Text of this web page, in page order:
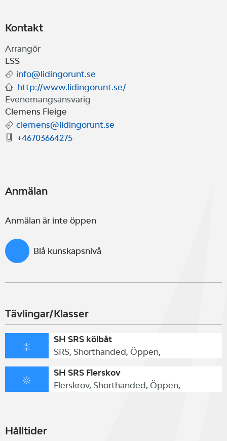
Kontakt
Arrangör
LSS
info@lidingorunt.se
http://www.lidingorunt.se/
Evenemangsansvarig
Clemens Fleige
clemens@lidingorunt.se
+46703664275
Anmälan
Anmälan är inte öppen
Blå kunskapsnivå
Tävlingar/Klasser
SH SRS kölbåt
SRS, Shorthanded, Öppen,
SH SRS Flerskov
Flerskrov, Shorthanded, Öppen,
Hålltider